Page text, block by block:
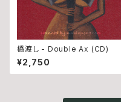
橋渡し - Double Ax (CD)
¥2,750